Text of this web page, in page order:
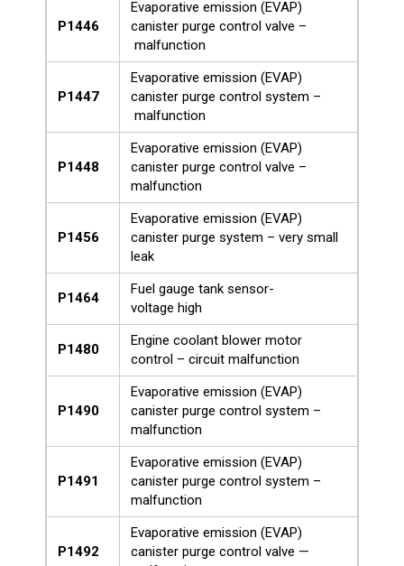
P1446
Evaporative emission (EVAP)
canister purge control valve –
malfunction
P1447
Evaporative emission (EVAP)
canister purge control system –
malfunction
P1448
Evaporative emission (EVAP)
canister purge control valve –
malfunction
P1456
Evaporative emission (EVAP)
canister purge system – very small
leak
P1464
Fuel gauge tank sensor-
voltage high
P1480
Engine coolant blower motor
control – circuit malfunction
P1490
Evaporative emission (EVAP)
canister purge control system –
malfunction
P1491
Evaporative emission (EVAP)
canister purge control system –
malfunction
P1492
Evaporative emission (EVAP)
canister purge control valve —